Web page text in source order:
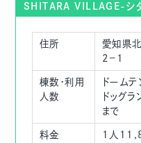
SHITARA VILLAGE-シタ
住所
愛知県
2−1
棟数・利用
人数
ドームテ
ドッグラ
まで
料金
1人